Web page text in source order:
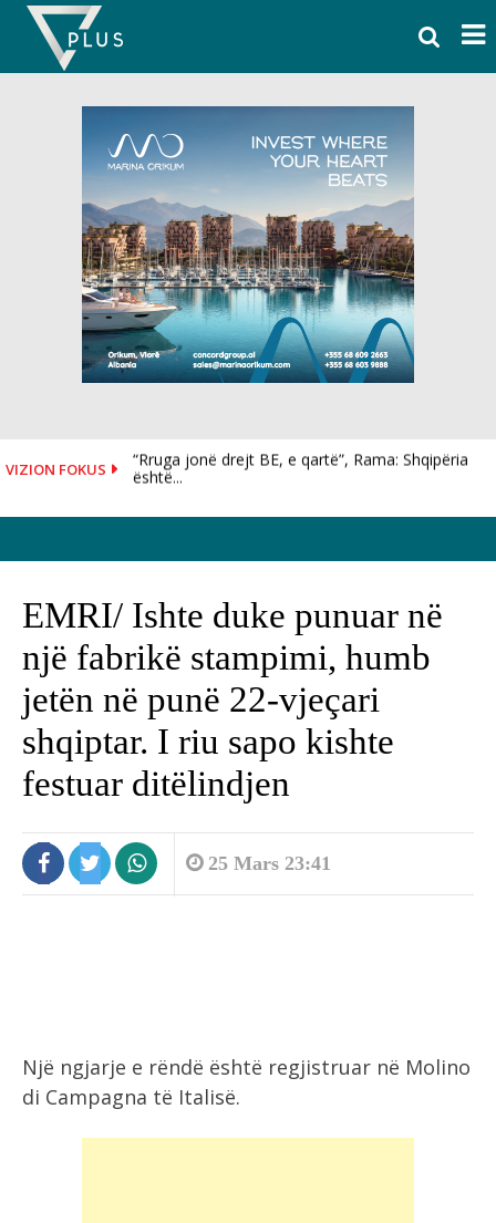
Skip
content
VIZION FOKUS
“Rruga jonë drejt BE, e qartë”, Rama: Shqipëria
është...
EMRI/ Ishte duke punuar në
një fabrikë stampimi, humb
jetën në punë 22-vjeçari
shqiptar. I riu sapo kishte
festuar ditëlindjen
25 Mars 23:41
Një ngjarje e rëndë është regjistruar në Molino
di Campagna të Italisë.